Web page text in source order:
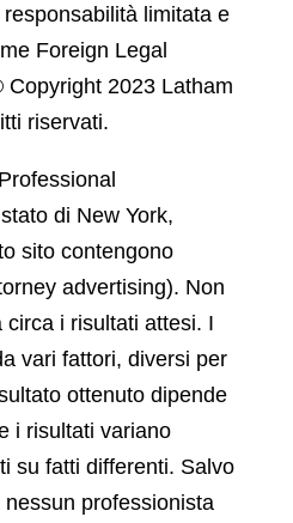
limitata e
Foreign Legal
2023 Latham
riservati.
di New York,
sito contengono
advertising). Non
i risultati attesi. I
vari fattori, diversi per
ottenuto dipende
i risultati variano
su fatti differenti. Salvo
professionista